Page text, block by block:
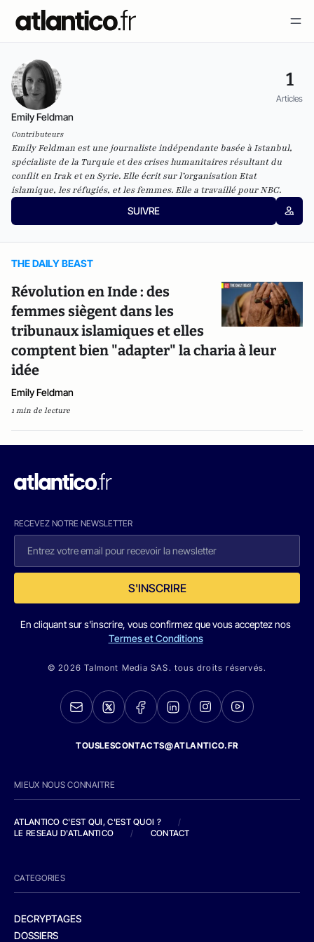
1
Articles
Emily Feldman
Contributeurs
Emily Feldman est une journaliste indépendante basée à Istanbul,
spécialiste de la Turquie et des crises humanitaires résultant du
conflit en Irak et en Syrie. Elle écrit sur l’organisation Etat
islamique, les réfugiés, et les femmes. Elle a travaillé pour NBC.
SUIVRE
THE DAILY BEAST
Révolution en Inde : des
femmes siègent dans les
tribunaux islamiques et elles
comptent bien "adapter" la charia à leur
idée
Emily Feldman
1 min de lecture
RECEVEZ NOTRE NEWSLETTER
S'INSCRIRE
En cliquant sur s'inscrire, vous confirmez que vous acceptez nos
Termes et Conditions
© 2026 Talmont Media SAS. tous droits réservés.
TOUSLESCONTACTS@ATLANTICO.FR
MIEUX NOUS CONNAITRE
ATLANTICO C'EST QUI, C'EST QUOI ?
/
LE RESEAU D'ATLANTICO
/ CONTACT
CATEGORIES
DECRYPTAGES
DOSSIERS